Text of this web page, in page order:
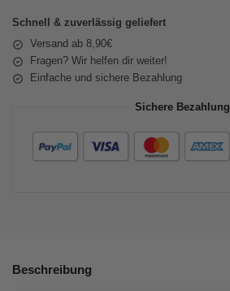
Schnell & zuverlässig geliefert
Versand ab 8,90€
Fragen? Wir helfen dir weiter!
Einfache und sichere Bezahlung
Sichere Bezahlung
Beschreibung